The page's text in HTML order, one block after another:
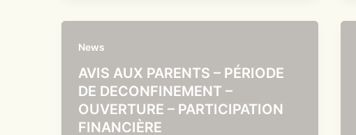
News
AVIS AUX PARENTS – PÉRIODE
DE DECONFINEMENT –
OUVERTURE – PARTICIPATION
FINANCIÈRE